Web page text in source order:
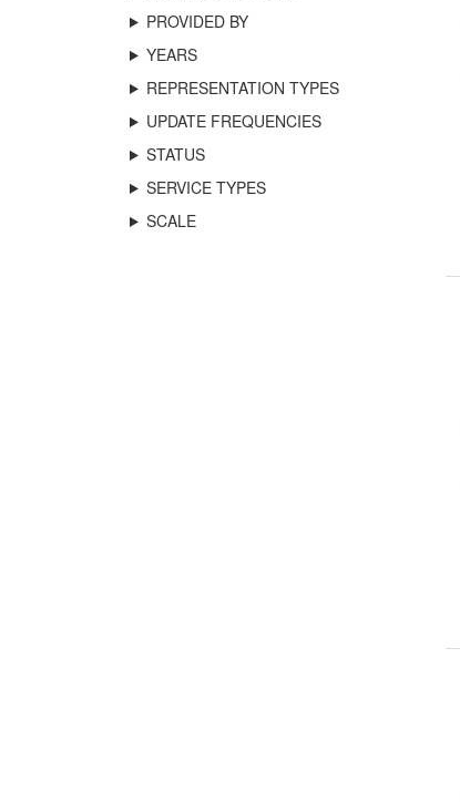
PROVIDED BY
YEARS
REPRESENTATION TYPES
UPDATE FREQUENCIES
STATUS
SERVICE TYPES
SCALE